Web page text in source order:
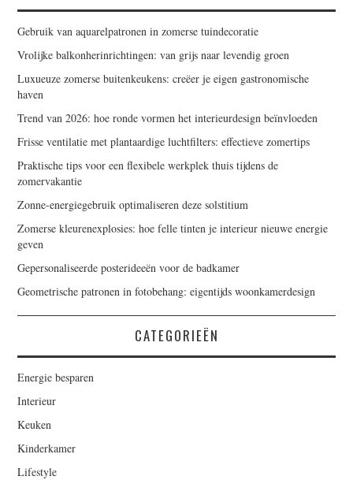
Gebruik van aquarelpatronen in zomerse tuindecoratie
Vrolijke balkonherinrichtingen: van grijs naar levendig groen
Luxueuze zomerse buitenkeukens: creëer je eigen gastronomische
haven
Trend van 2026: hoe ronde vormen het interieurdesign beïnvloeden
Frisse ventilatie met plantaardige luchtfilters: effectieve zomertips
Praktische tips voor een flexibele werkplek thuis tijdens de
zomervakantie
Zonne-energiegebruik optimaliseren deze solstitium
Zomerse kleurenexplosies: hoe felle tinten je interieur nieuwe energie
geven
Gepersonaliseerde posterideeën voor de badkamer
Geometrische patronen in fotobehang: eigentijds woonkamerdesign
CATEGORIEËN
Energie besparen
Interieur
Keuken
Kinderkamer
Lifestyle